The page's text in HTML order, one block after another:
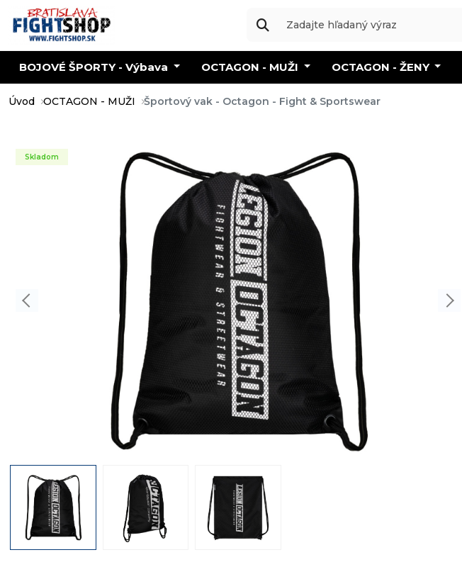
BOJOVÉ ŠPORTY - Výbava OCTAGON - MUŽI OCTAGON - ŽENY
Úvod OCTAGON - MUŽI Športový vak - Octagon - Fight & Sportswear
Skladom